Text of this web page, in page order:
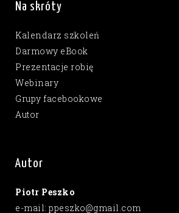
Na skróty
Kalendarz szkoleń
Darmowy eBook
Prezentacje robię
Webinary
Grupy facebookowe
Autor
Autor
Piotr Peszko
e-mail: ppeszko@gmail.com